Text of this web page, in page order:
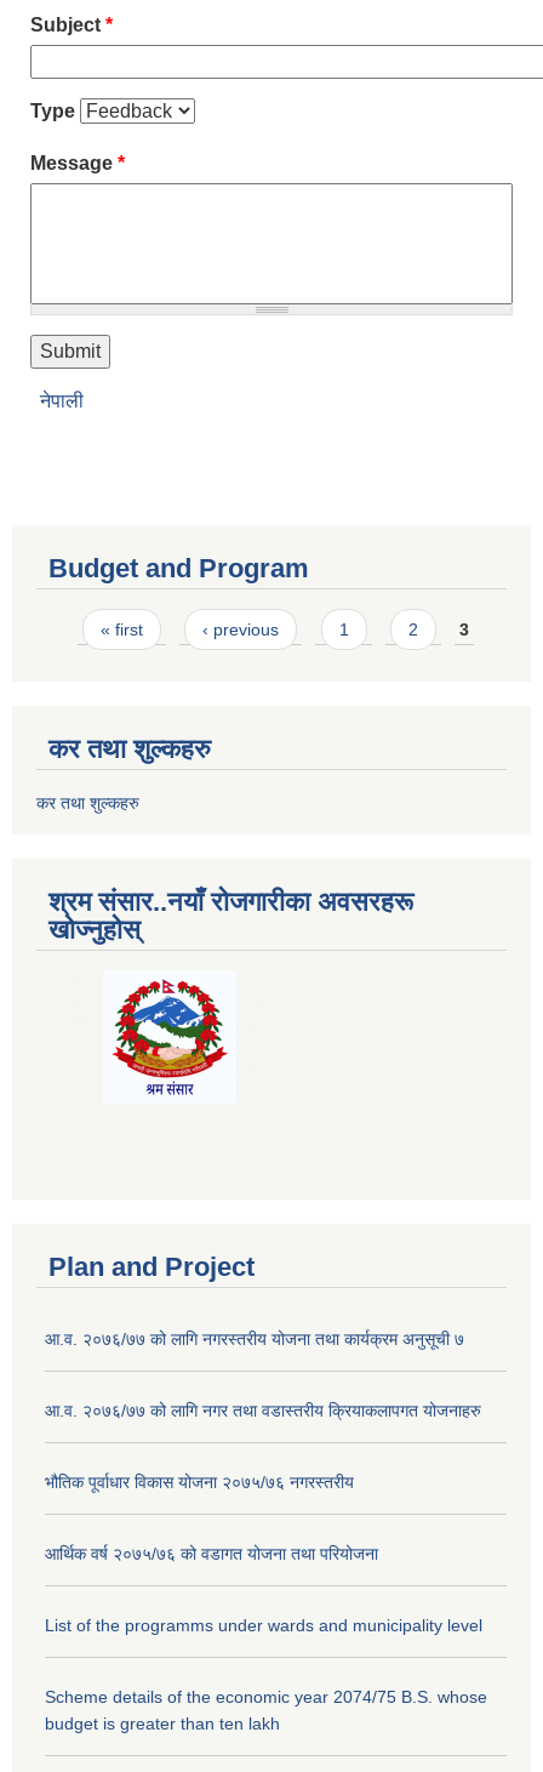
Subject *
Type
Message *
नेपाली
Budget and Program
Pages
« first ‹ previous 1 2 3
कर तथा शुल्कहरु
कर तथा शुल्कहरु
श्रम संसार..नयाँ रोजगारीका अवसरहरू
खोज्नुहोस्
Plan and Project
आ.व. २०७६/७७ को लागि नगरस्तरीय योजना तथा कार्यक्रम अनुसूची ७
आ.व. २०७६/७७ को लागि नगर तथा वडास्तरीय क्रियाकलापगत योजनाहरु
भौतिक पूर्वाधार विकास योजना २०७५/७६ नगरस्तरीय
आर्थिक वर्ष २०७५/७६ को वडागत योजना तथा परियोजना
List of the programms under wards and municipality level
Scheme details of the economic year 2074/75 B.S. whose
budget is greater than ten lakh